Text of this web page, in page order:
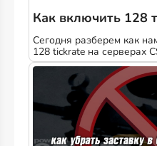
Как включить 128
Сегодня разберем как
128 tickrate на серверах